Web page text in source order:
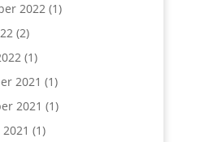
2022(1)
(2)
(1)
2021 (1)
2021 (1)
(1)